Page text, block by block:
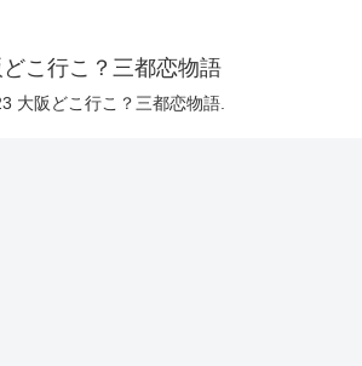
こ行こ？三都恋物語
大阪どこ行こ？三都恋物語.